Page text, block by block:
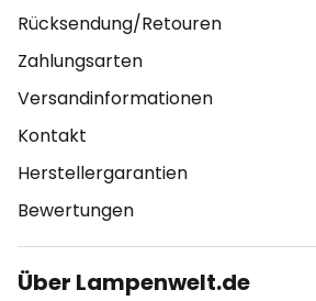
Rücksendung/Retouren
Zahlungsarten
Versandinformationen
Kontakt
Herstellergarantien
Bewertungen
Über Lampenwelt.de